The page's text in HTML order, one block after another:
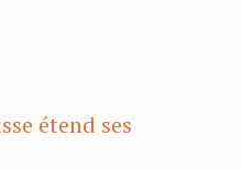
étend ses